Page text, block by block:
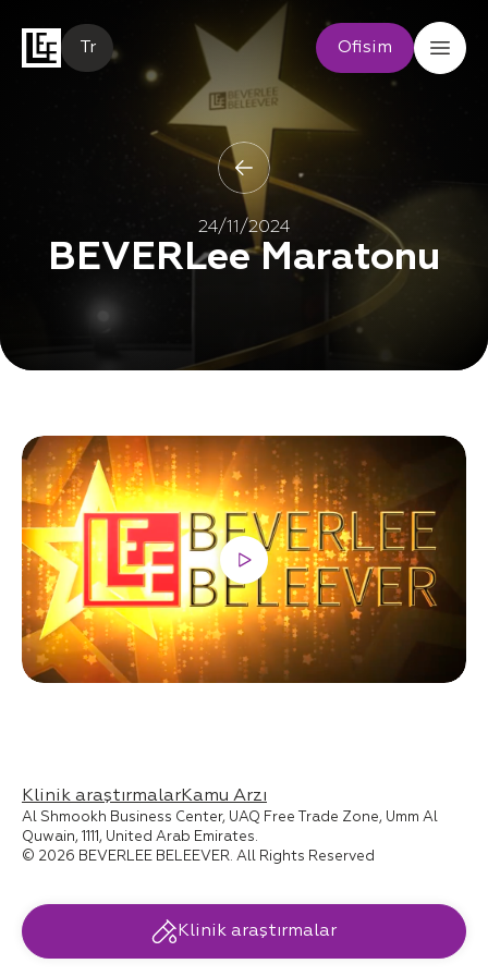
Tr Ofisim
24/11/2024
BEVERLee Maratonu
© 2026 BEVERLEE BELEEVER. All Rights Reserved
Al Shmookh Business Center, UAQ Free Trade Zone, Umm Al
Quwain, 1111, United Arab Emirates.
Klinik araştırmalarKamu Arzı
Klinik araştırmalar